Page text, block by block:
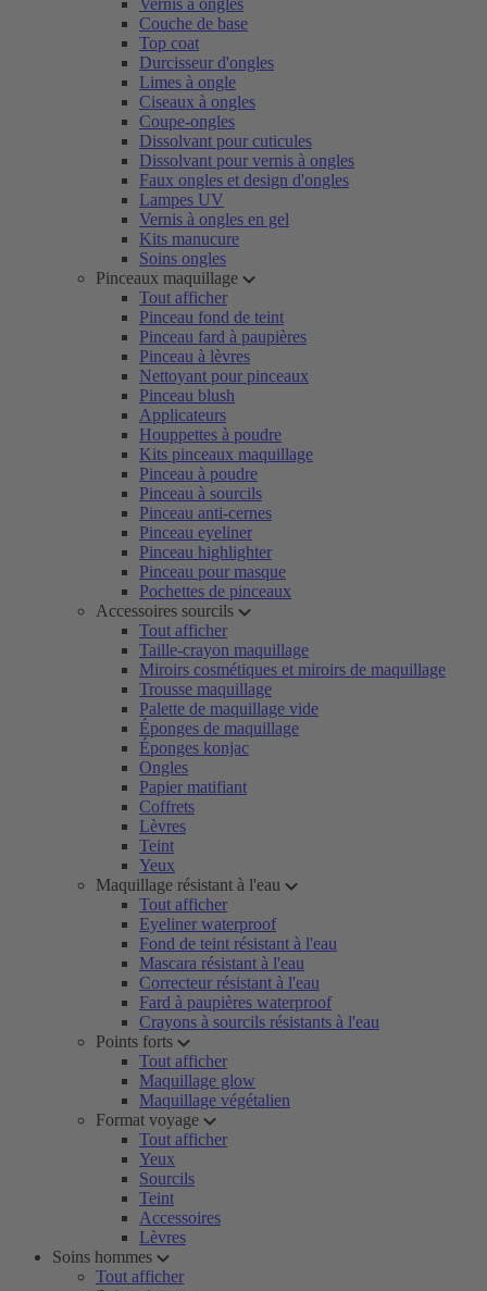
Vernis à ongles
Couche de base
Top coat
Durcisseur d'ongles
Limes à ongle
Ciseaux à ongles
Coupe-ongles
Dissolvant pour cuticules
Dissolvant pour vernis à ongles
Faux ongles et design d'ongles
Lampes UV
Vernis à ongles en gel
Kits manucure
Soins ongles
Pinceaux maquillage
Tout afficher
Pinceau fond de teint
Pinceau fard à paupières
Pinceau à lèvres
Nettoyant pour pinceaux
Pinceau blush
Applicateurs
Houppettes à poudre
Kits pinceaux maquillage
Pinceau à poudre
Pinceau à sourcils
Pinceau anti-cernes
Pinceau eyeliner
Pinceau highlighter
Pinceau pour masque
Pochettes de pinceaux
Accessoires sourcils
Tout afficher
Taille-crayon maquillage
Miroirs cosmétiques et miroirs de maquillage
Trousse maquillage
Palette de maquillage vide
Éponges de maquillage
Éponges konjac
Ongles
Papier matifiant
Coffrets
Lèvres
Teint
Yeux
Maquillage résistant à l'eau
Tout afficher
Eyeliner waterproof
Fond de teint résistant à l'eau
Mascara résistant à l'eau
Correcteur résistant à l'eau
Fard à paupières waterproof
Crayons à sourcils résistants à l'eau
Points forts
Tout afficher
Maquillage glow
Maquillage végétalien
Format voyage
Tout afficher
Yeux
Sourcils
Teint
Accessoires
Lèvres
Soins hommes
Tout afficher